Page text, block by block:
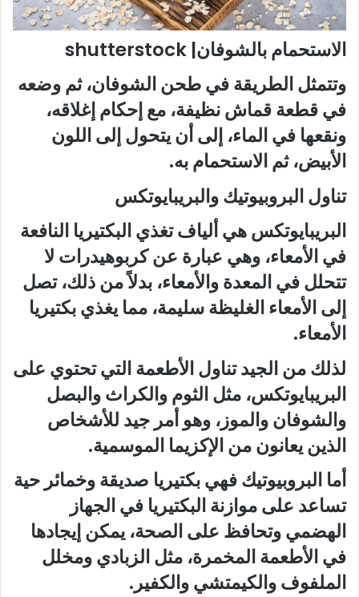
الاستحمام بالشوفان| shutterstock
وتتمثل الطريقة في طحن الشوفان، ثم وضعه
في قطعة قماش نظيفة، مع إحكام إغلاقه،
ونقعها في الماء، إلى أن يتحول إلى اللون
الأبيض، ثم الاستحمام به.
تناول البروبيوتيك والبريبايوتكس
البريبايوتكس هي ألياف تغذي البكتيريا النافعة
في الأمعاء، وهي عبارة عن كربوهيدرات لا
تتحلل في المعدة والأمعاء، بدلاً من ذلك، تصل
إلى الأمعاء الغليظة سليمة، مما يغذي بكتيريا
الأمعاء.
لذلك من الجيد تناول الأطعمة التي تحتوي على
البريبايوتكس، مثل الثوم والكراث والبصل
والشوفان والموز، وهو أمر جيد للأشخاص
الذين يعانون من الإكزيما الموسمية.
أما البروبيوتيك فهي بكتيريا صديقة وخمائر حية
تساعد على موازنة البكتيريا في الجهاز
الهضمي وتحافظ على الصحة، يمكن إيجادها
في الأطعمة المخمرة، مثل الزبادي ومخلل
الملفوف والكيمتشي والكفير.